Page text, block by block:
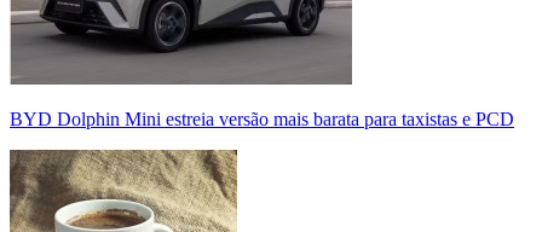
BYD Dolphin Mini estreia versão mais barata para taxistas e PCD